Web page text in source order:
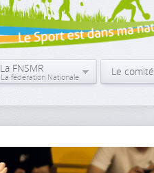
La FNSMR
La fédération Nationale Le comité